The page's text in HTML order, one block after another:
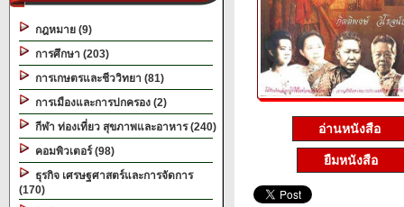
กฎหมาย (9)
การศึกษา (203)
การเกษตรและชีววิทยา (81)
การเมืองและการปกครอง (2)
กีฬา ท่องเที่ยว สุขภาพและอาหาร (240)
คอมพิวเตอร์ (98)
ธุรกิจ เศรษฐศาสตร์และการจัดการ
(170)
อ่านหนังสือ
ยืมหนังสือ